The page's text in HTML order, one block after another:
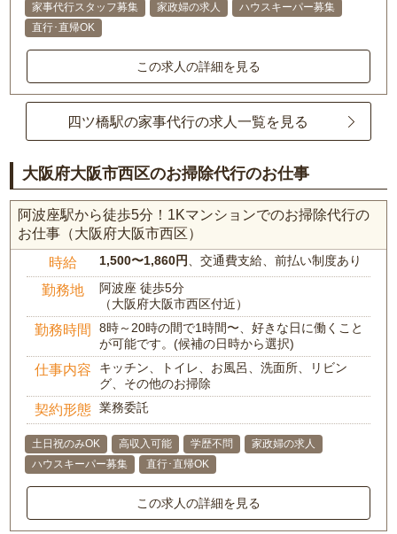
家事代行スタッフ募集
家政婦の求人
ハウスキーパー募集
直行･直帰OK
この求人の詳細を見る
四ツ橋駅の家事代行の求人一覧を見る
大阪府大阪市西区のお掃除代行のお仕事
阿波座駅から徒歩5分！1Kマンションでのお掃除代行の
お仕事（大阪府大阪市西区）
時給 1,500〜1,860円 、交通費支給、前払い制度あり
勤務地
阿波座 徒歩5分
（大阪府大阪市西区付近）
勤務時間
8時～20時の間で1時間〜、好きな日に働くこと
が可能です。(候補の日時から選択)
仕事内容
キッチン、トイレ、お風呂、洗面所、リビン
グ、その他のお掃除
契約形態 業務委託
土日祝のみOK 高収入可能 学歴不問
家政婦の求人
ハウスキーパー募集
直行･直帰OK
この求人の詳細を見る